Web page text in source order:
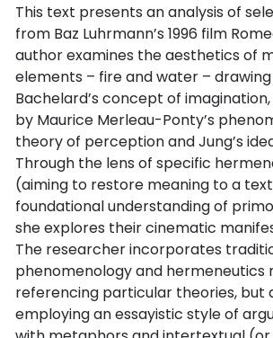
This text presents an analysis of
from Baz Luhrmann’s 1996 film
author examines the aesthetics of
elements – fire and water –
Bachelard’s concept of
by Maurice Merleau-Ponty’s
theory of perception and Jung’s
Through the lens of specific
(aiming to restore meaning to a
foundational understanding of
she explores their cinematic
The researcher incorporates
phenomenology and hermeneutics
referencing particular theories, but
employing an essayistic style of